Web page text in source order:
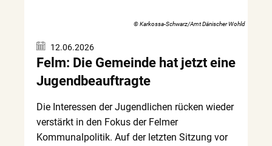
© Karkossa-Schwarz/Amt Dänischer Wohld
12.06.2026
Felm: Die Gemeinde hat jetzt eine
Jugendbeauftragte
Die Interessen der Jugendlichen rücken wieder
verstärkt in den Fokus der Felmer
Kommunalpolitik. Auf der letzten Sitzung vor